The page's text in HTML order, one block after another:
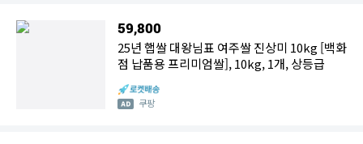
59,800
25년 햅쌀 대왕님표 여주쌀 진상미 10kg [백화
점 납품용 프리미엄쌀], 10kg, 1개, 상등급
쿠팡